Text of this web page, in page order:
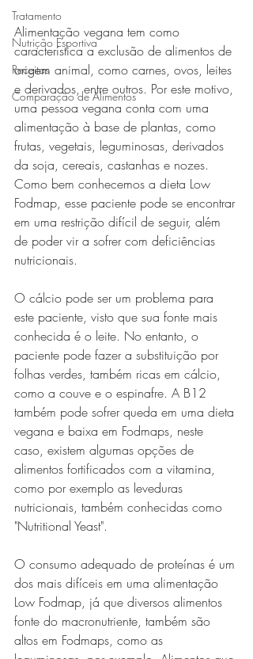
Tratamento
Nutrição Esportiva
Receitas
Comparação de Alimentos
Alimentação vegana tem como
característica a exclusão de alimentos de
origem animal, como carnes, ovos, leites
e derivados, entre outros. Por este motivo,
uma pessoa vegana conta com uma
alimentação à base de plantas, como
frutas, vegetais, leguminosas, derivados
da soja, cereais, castanhas e nozes.
Como bem conhecemos a dieta Low
Fodmap, esse paciente pode se encontrar
em uma restrição difícil de seguir, além
de poder vir a sofrer com deficiências
nutricionais.
O cálcio pode ser um problema para
este paciente, visto que sua fonte mais
conhecida é o leite. No entanto, o
paciente pode fazer a substituição por
folhas verdes, também ricas em cálcio,
como a couve e o espinafre. A B12
também pode sofrer queda em uma dieta
vegana e baixa em Fodmaps, neste
caso, existem algumas opções de
alimentos fortificados com a vitamina,
como por exemplo as leveduras
nutricionais, também conhecidas como
"Nutritional Yeast".
O consumo adequado de proteínas é um
dos mais difíceis em uma alimentação
Low Fodmap, já que diversos alimentos
fonte do macronutriente, também são
altos em Fodmaps, como as